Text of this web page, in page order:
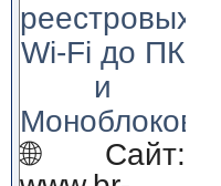
реестровых
Wi-Fi до ПК
и
Моноблоков!
🌐 Сайт: